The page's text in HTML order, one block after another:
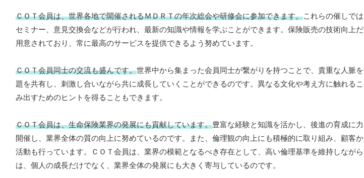
ＣＯＴ会員は、世界各地で開催されるＭＤＲＴの年次総会や研修会に参加できます。これらの催しで
セミナー、意見交換会などが行われ、最新の知識や情報を学ぶことができます。保険販売の技術向上
用意されており、常に最高のサービスを提供できるよう努めています。
ＣＯＴ会員同士の交流も盛んです。世界中から集まった会員同士が繋がりを持つことで、貴重な人脈
題を共有し、刺激し合いながら共に成長していくことができるのです。異なる文化や考え方に触れる
み出すためのヒントを得ることもできます。
ＣＯＴ会員は、生命保険業界の発展にも貢献しています。豊富な経験と知識を活かし、後進の育成に
開催し、業界全体の質の向上に努めているのです。また、倫理観の向上にも積極的に取り組み、顧客
活動も行っています。ＣＯＴ会員は、業界の模範となるべき存在として、高い倫理基準を維持しなが
は、個人の成長だけでなく、業界全体の発展にも大きく寄与しているのです。